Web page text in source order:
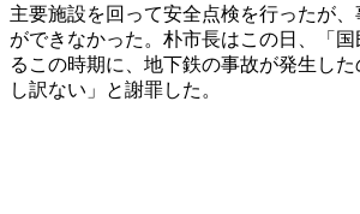
主要施設を回って安全点検を行ったが
ができなかった。朴市長はこの日、「
るこの時期に、地下鉄の事故が発生し
し訳ない」と謝罪した。